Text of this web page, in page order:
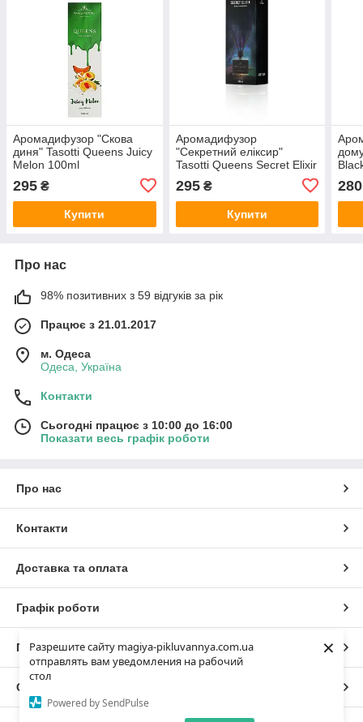
Разрешите сайту magiya-pikluvannya.com.ua
отправлять вам уведомления на рабочий
стол
Powered by SendPulse
×
Аромадифузор "Скова
диня" Tasotti Queens Juicy
Melon 100ml
295 ₴
Купити
Аромадифузор
"Секретний еліксир"
Tasotti Queens Secret Elixir
295₴
Купити
280
Про нас
98% позитивних з 59 відгуків за рік
Працює з 21.01.2017
м. Одеса
Одеса, Україна
Контакти
Сьогодні працює з 10:00 до 16:00
Показати весь графік роботи
Про нас
Контакти
Доставка та оплата
Графік роботи
Повна версія сайту
Сайт створено на маркетплейсі